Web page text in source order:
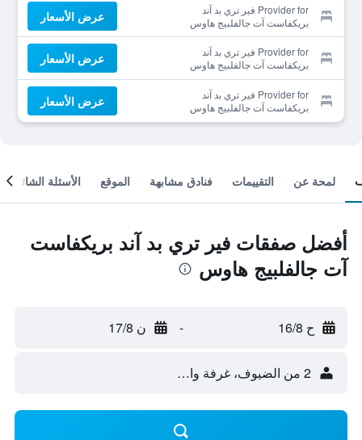
Provider for فير تري بد آند
بريكفاست آت جالفلبيج هاوس
عرض الأسعار
Provider for فير تري بد آند
بريكفاست آت جالفلبيج هاوس
عرض الأسعار
Provider for فير تري بد آند
بريكفاست آت جالفلبيج هاوس
عرض الأسعار
لمحة عن التقييمات فنادق مشابهة الموقع الأسئلة الشائعة
أفضل صفقات فير تري بد آند بريكفاست
آت جالفلبيج هاوس
ح 16/8 - ن 17/8
2 من الضيوف، غرفة واحدة